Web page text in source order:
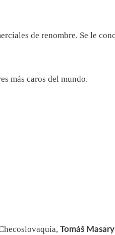
de renombre. Se le
más caros del mundo.
Tomáš